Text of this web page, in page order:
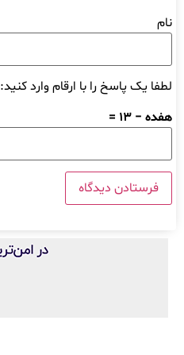
نام
لطفا یک پاسخ را با ارقام وارد کنید:
هفده − 13 =